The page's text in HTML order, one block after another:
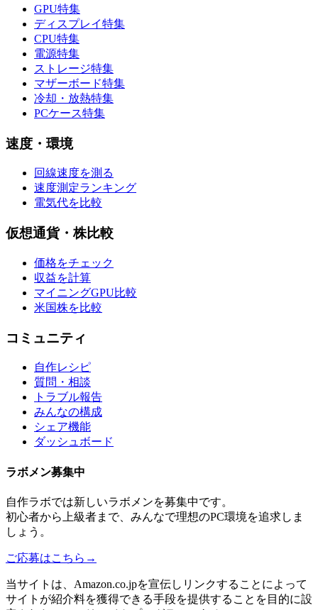
GPU特集
ディスプレイ特集
CPU特集
電源特集
ストレージ特集
マザーボード特集
冷却・放熱特集
PCケース特集
速度・環境
回線速度を測る
速度測定ランキング
電気代を比較
仮想通貨・株比較
価格をチェック
収益を計算
マイニングGPU比較
米国株を比較
コミュニティ
自作レシピ
質問・相談
トラブル報告
みんなの構成
シェア機能
ダッシュボード
ラボメン募集中
自作ラボでは新しいラボメンを募集中です。
初心者から上級者まで、みんなで理想のPC環境を追求しま
しょう。
ご応募はこちら →
当サイトは、Amazon.co.jpを宣伝しリンクすることによって
サイトが紹介料を獲得できる手段を提供することを目的に設